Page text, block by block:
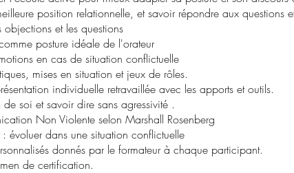
position relationnelle, et savoir répondre aux questions
objections et les questions
posture idéale de l'orateur
en cas de situation conflictuelle
mises en situation et jeux de rôles.
individuelle retravaillée avec les apports et outils.
de soi et savoir dire sans agressivité .
Non Violente selon Marshall Rosenberg
: évoluer dans une situation conflictuelle
donnés par le formateur à chaque participant.
de certification.